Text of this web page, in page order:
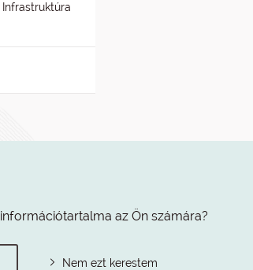
az Ön számára?
Nem ezt kerestem